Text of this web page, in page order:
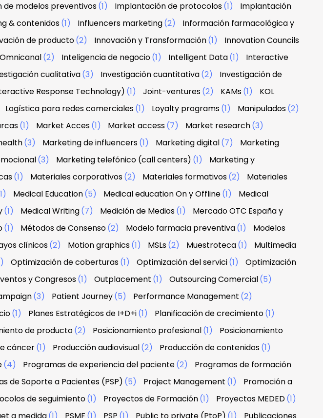
de modelos preventivos(1) Implantación de protocolos(1)
Implantación
& contenidos(1) Influencers marketing(2)
Información farmacológica y
de producto(2) Innovación y Transformación(1)
Innovation Councils
(2) Inteligencia de negocio(1) Intelligent Data(1)
Interactive
cualitativa(3) Investigación cuantitativa(2)
Investigación de
Response Technology) (1) Joint-ventures(2) KAMs(1)
KOL
Logística para redes comerciales(1) Loyalty programs(1) Manipulados(2)
(1) Market Acces(1) Market access(7) Market research(3)
(3) Marketing de influencers(1) Marketing digital(7)
Marketing
(3) Marketing telefónico (call centers) (1)
Marketing y
(1) Materiales corporativos(2) Materiales formativos(2)
Materiales
Medical Education(5) Medical education On y Offline(1)
Medical
(1) Medical Writing(7) Medición de Medios(1)
Mercado OTC España y
(1) Métodos de Consenso(2) Modelo farmacia preventiva(1)
Modelos
clínicos(2) Motion graphics(1) MSLs(2) Muestroteca(1)
Multimedia
Optimización de coberturas(1) Optimización del servici(1)
Optimización
y Congresos(1) Outplacement (1) Outsourcing Comercial(5)
(3) Patient Journey(5) Performance Management (2)
(1) Planes Estratégicos de I+D+i(1) Planificación de crecimiento(1)
de producto(2) Posicionamiento profesional(1)
Posicionamiento
cáncer(1) Producción audiovisual(2) Producción de contenidos(1)
(4) Programas de experiencia del paciente(2)
Programas de formación
de Soporte a Pacientes (PSP) (5) Project Management (1)
Promoción a
de seguimiento(1) Proyectos de Formación(1) Proyectos MEDED(1)